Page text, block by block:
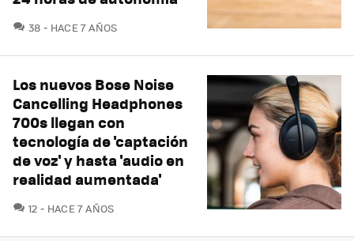
38 COMENTARIOS
HACE 7 AÑOS
Los nuevos Bose Noise
Cancelling Headphones
700s llegan con
tecnología de 'captación
de voz' y hasta 'audio en
realidad aumentada'
12 COMENTARIOS
HACE 7 AÑOS